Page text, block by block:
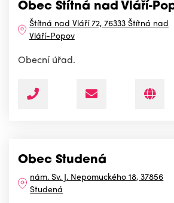
Obec Štítná nad Vláří-
Štítná nad Vláří 72, 76333 Štítná nad
Vláří-Popov
Obecní úřad.
Obec Studená
nám. Sv. J. Nepomuckého 18, 37856
Studená